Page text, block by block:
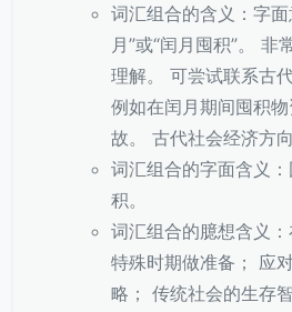
词汇组合的含义：字
月”或“闰月囤积”。
理解。 可尝试联系古
例如在闰月期间囤积
故。 古代社会经济方向
词汇组合的字面含义
积。
词汇组合的臆想含义
特殊时期做准备； 应
略； 传统社会的生存智